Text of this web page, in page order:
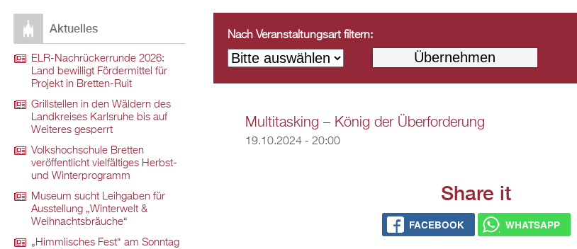
Nach Veranstaltungsart filtern:
Multitasking – König der Überforderung
19.10.2024 - 20:00
Share it
FACEBOOK WHATSAPP
Aktuelles
ELR-Nachrückerrunde 2026:
Land bewilligt Fördermittel für
Projekt in Bretten-Ruit
Grillstellen in den Wäldern des
Landkreises Karlsruhe bis auf
Weiteres gesperrt
Volkshochschule Bretten
veröffentlicht vielfältiges Herbst-
und Winterprogramm
Museum sucht Leihgaben für
Ausstellung „Winterwelt &
Weihnachtsbräuche“
„Himmlisches Fest“ am Sonntag